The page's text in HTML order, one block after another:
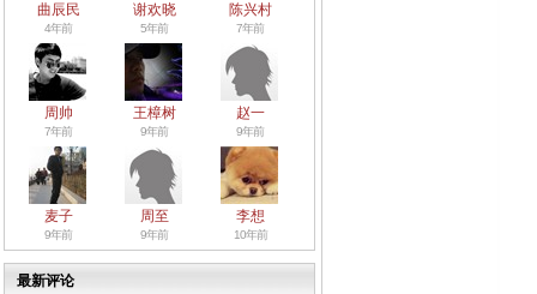
曲辰民
4年前
谢欢晓
5年前
陈兴村
7年前
周帅
7年前
王樟树
9年前
赵一
9年前
麦子
9年前
周至
9年前
李想
10年前
最新评论